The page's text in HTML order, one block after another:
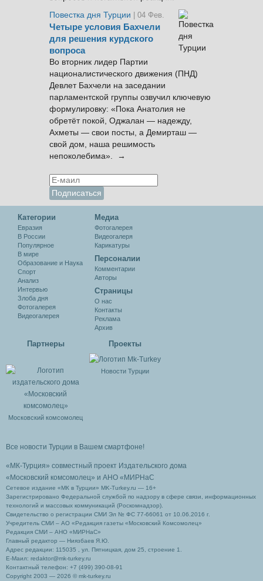
Повестка дня Турции
| 04 Фев.
Четыре условия Бахчели
для решения курдского
вопроса
Во вторник лидер Партии
националистического движения (ПНД)
Девлет Бахчели на заседании
парламентской группы озвучил ключевую
формулировку: «Пока Анатолия не
обретёт покой, Оджалан — надежду,
Ахметы — свои посты, а Демирташ —
свой дом, наша решимость
непоколебима». →
Категории
Евразия
В России
Популярное
В мире
Образование и Наука
Спорт
Анализ
Интервью
Злоба дня
Фотогалерея
Видеогалерея
Медиа
Фотогалерея
Видеогалеря
Карикатуры
Персоналии
Комментарии
Авторы
Cтраницы
О нас
Контакты
Реклама
Архив
Партнеры
Московский комсомолец
Проекты
Новости Турции
Все новости Турции в Вашем смартфоне!
«МК-Турция» совместный проект Издательского дома
«Московский комсомолец» и АНО «МИРНаС
Сетевое издание «МК в Турции» MK-Turkey.ru — 16+
Зарегистрировано Федеральной службой по надзору в сфере связи, информационных
технологий и массовых коммуникаций (Роскомнадзор).
Свидетельство о регистрации СМИ Эл № ФС 77-66061 от 10.06.2016 г.
Учредитель СМИ – АО «Редакция газеты «Московский Комсомолец»
Редакция СМИ – АНО «МИРНаС»
Главный редактор — Ниязбаев Я.Ю.
Адрес редакции: 115035 , ул. Пятницкая, дом 25, строение 1.
Е-Маил: redaktor@mk-turkey.ru
Контактный телефон: +7 (499) 390-08-91
Copyright 2003 — 2026 © mk-turkey.ru